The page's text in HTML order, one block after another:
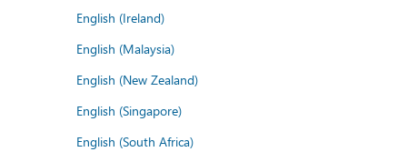
English (Ireland)
English (Malaysia)
English (New Zealand)
English (Singapore)
English (South Africa)